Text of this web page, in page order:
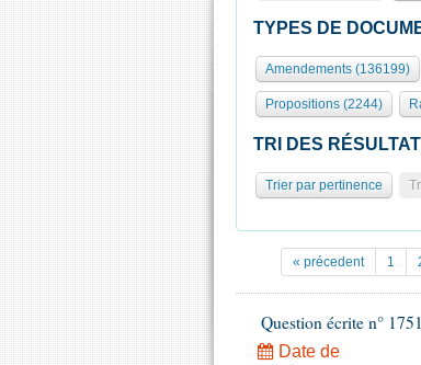
TYPES DE
Amendements (136199)
Propositions (2244)
TRI DES
Trier par pertinence
« précedent 1
Question écrite n°
Date de